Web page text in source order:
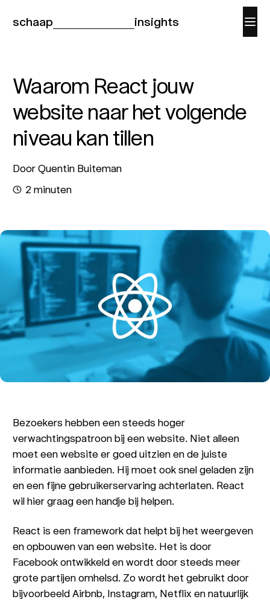
schaap insights
Waarom React jouw
website naar het volgende
niveau kan tillen
Door Quentin Buiteman
2 minuten
Bezoekers hebben een steeds hoger
verwachtingspatroon bij een website. Niet alleen
moet een website er goed uitzien en de juiste
informatie aanbieden. Hij moet ook snel geladen zijn
en een fijne gebruikerservaring achterlaten. React
wil hier graag een handje bij helpen.
React is een framework dat helpt bij het weergeven
en opbouwen van een website. Het is door
Facebook ontwikkeld en wordt door steeds meer
grote partijen omhelsd. Zo wordt het gebruikt door
bijvoorbeeld Airbnb, Instagram, Netflix en natuurlijk